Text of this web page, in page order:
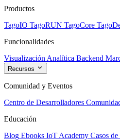
Productos
TagoIO TagoRUN TagoCore
Funcionalidades
Visualización Analítica Backend
Recursos
Comunidad y Eventos
Centro de Desarrolladores
Educación
Blog Ebooks IoT Academy Casos